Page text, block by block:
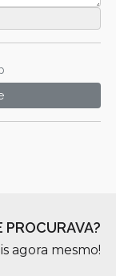
agora mesmo!